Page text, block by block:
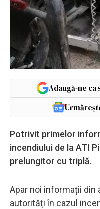
Adaugă-ne
Potrivit primelor
incendiului de la ATI
prelungitor cu triplă.
Apar noi informații din
autorități în cazul